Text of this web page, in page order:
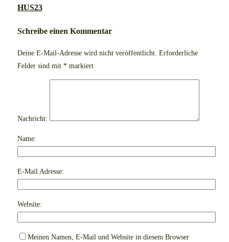
HUS23
Schreibe einen Kommentar
Deine E-Mail-Adresse wird nicht veröffentlicht. Erforderliche
Felder sind mit *markiert
Nachricht:
Name:
E-Mail Adresse:
Website:
Meinen Namen, E-Mail und Website in diesem Browser